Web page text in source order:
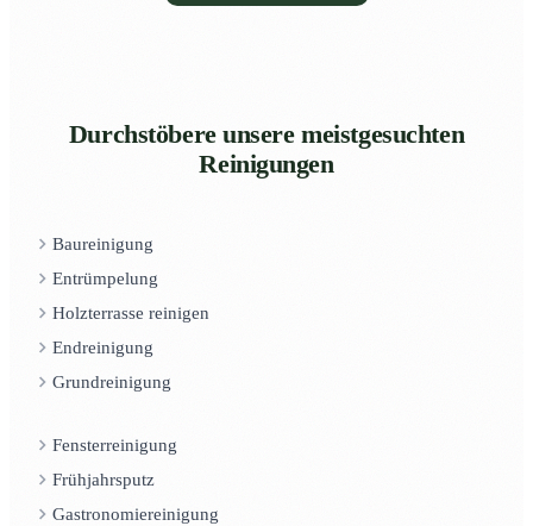
Durchstöbere unsere meistgesuchten
Reinigungen
Baureinigung
Entrümpelung
Holzterrasse reinigen
Endreinigung
Grundreinigung
Fensterreinigung
Frühjahrsputz
Gastronomiereinigung